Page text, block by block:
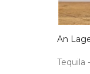
An
Tequila